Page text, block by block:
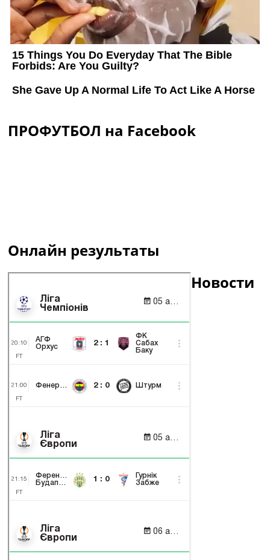
ПРОФУТБОЛ на Facebook
Онлайн результаты
Новости